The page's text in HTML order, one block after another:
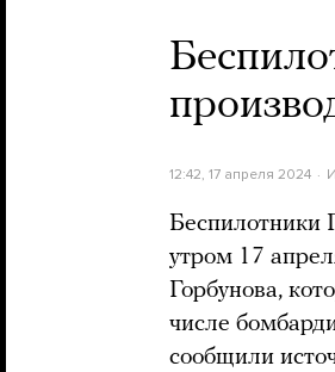
12:42, 17 апреля 2024
Беспилотники
утром 17
Горбунова,
числе
сообщили